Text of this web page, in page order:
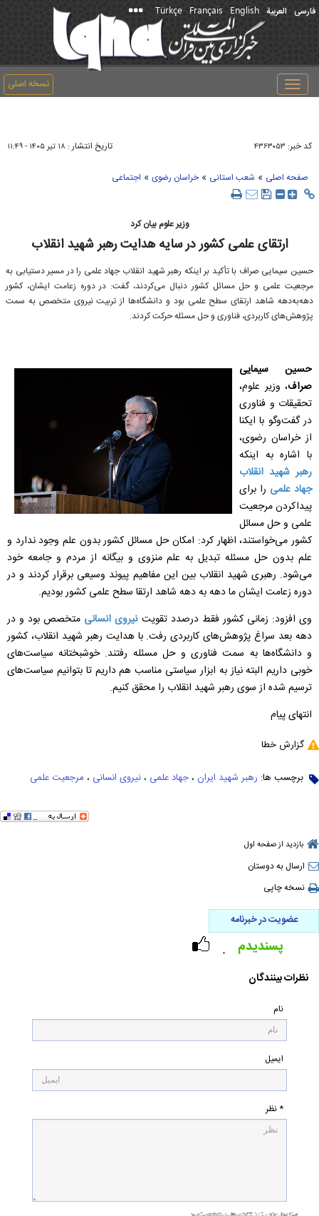
فارسی العربیة English
Français
Türkçe
نسخه اصلی
Toggle
navigation
کد خبر: ۴۳۶۳۰۵۳ تاریخ انتشار : ۱۸ تير ۱۴۰۵ - ۱۱:۴۹
صفحه اصلی » شعب استانی » خراسان رضوی » اجتماعی
وزیر علوم بیان کرد
ارتقای علمی کشور در سایه هدایت رهبر شهید انقلاب
حسین سیمایی صراف با تأکید بر اینکه رهبر شهید انقلاب جهاد علمی را در مسیر دستیابی به
مرجعیت علمی و حل مسائل کشور دنبال می‌کردند، گفت: در دوره زعامت ایشان، کشور
دهه‌به‌دهه شاهد ارتقای سطح علمی بود و دانشگاه‌ها از تربیت نیروی متخصص به سمت
پژوهش‌های کاربردی، فناوری و حل مسئله حرکت کردند.
حسین سیمایی
صراف، وزیر علوم،
تحقیقات و فناوری
در گفت‌وگو با ایکنا
از خراسان رضوی،
با اشاره به اینکه
رهبر شهید انقلاب
جهاد علمی را برای
پیداکردن مرجعیت
علمی و حل مسائل
کشور می‌خواستند، اظهار کرد: امکان حل مسائل کشور بدون علم وجود ندارد و
علم بدون حل مسئله تبدیل به علم منزوی و بیگانه از مردم و جامعه خود
می‌شود. رهبری شهید انقلاب بین این مفاهیم پیوند وسیعی برقرار کردند و در
دوره زعامت ایشان ما دهه به دهه شاهد ارتقا سطح علمی کشور بودیم‌‌.
وی افزود: زمانی کشور فقط درصدد تقویتنیروی انسانی متخصص بود و در
دهه بعد سراغ پژوهش‌های کاربردی رفت. با هدایت رهبر شهید انقلاب، کشور
و دانشگاه‌ها به سمت فناوری و حل مسئله رفتند. خوشبختانه سیاست‌های
خوبی داریم البته نیاز به ابزار سیاستی مناسب هم داریم تا بتوانیم سیاست‌های
ترسیم شده از سوی رهبر شهید انقلاب را محقق کنیم.
انتهای پیام
گزارش خطا
برچسب ها: رهبر شهید ایران ، جهاد علمی ، نیروی انسانی ، مرجعیت علمی
بازدید از صفحه اول
ارسال به دوستان
نسخه چاپی
عضویت در خبرنامه
۰ پسندیدم
نظرات بینندگان
نام
ایمیل
* نظر